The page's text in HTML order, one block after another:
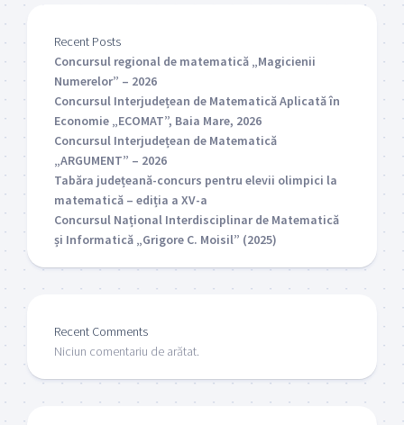
Recent Posts
Concursul regional de matematică „Magicienii
Numerelor” – 2026
Concursul Interjudețean de Matematică Aplicată în
Economie „ECOMAT”, Baia Mare, 2026
Concursul Interjudețean de Matematică
„ARGUMENT” – 2026
Tabăra județeană-concurs pentru elevii olimpici la
matematică – ediția a XV-a
Concursul Național Interdisciplinar de Matematică
și Informatică „Grigore C. Moisil” (2025)
Recent Comments
Niciun comentariu de arătat.